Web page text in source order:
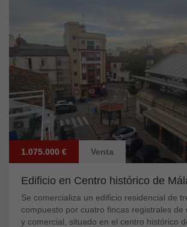
1.075.000 € Venta
Edificio en Centro histórico de
Se comercializa un edificio residencial de
compuesto por cuatro fincas registrales de
y comercial, situado en el centro histórico